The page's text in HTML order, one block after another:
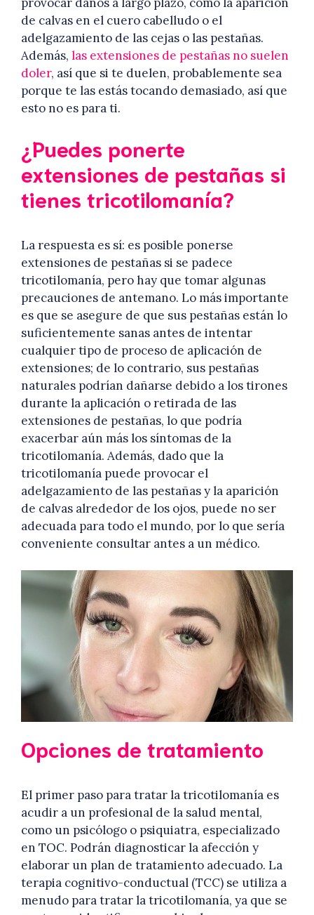
provocar daños a largo plazo, como la aparición
de calvas en el cuero cabelludo o el
adelgazamiento de las cejas o las pestañas.
Además, las extensiones de pestañas no suelen
doler, así que si te duelen, probablemente sea
porque te las estás tocando demasiado, así que
esto no es para ti.
¿Puedes ponerte
extensiones de pestañas si
tienes tricotilomanía?
La respuesta es sí: es posible ponerse
extensiones de pestañas si se padece
tricotilomanía, pero hay que tomar algunas
precauciones de antemano. Lo más importante
es que se asegure de que sus pestañas están lo
suficientemente sanas antes de intentar
cualquier tipo de proceso de aplicación de
extensiones; de lo contrario, sus pestañas
naturales podrían dañarse debido a los tirones
durante la aplicación o retirada de las
extensiones de pestañas, lo que podría
exacerbar aún más los síntomas de la
tricotilomanía. Además, dado que la
tricotilomanía puede provocar el
adelgazamiento de las pestañas y la aparición
de calvas alrededor de los ojos, puede no ser
adecuada para todo el mundo, por lo que sería
conveniente consultar antes a un médico.
Opciones de tratamiento
El primer paso para tratar la tricotilomanía es
acudir a un profesional de la salud mental,
como un psicólogo o psiquiatra, especializado
en TOC. Podrán diagnosticar la afección y
elaborar un plan de tratamiento adecuado. La
terapia cognitivo-conductual (TCC) se utiliza a
menudo para tratar la tricotilomanía, ya que se